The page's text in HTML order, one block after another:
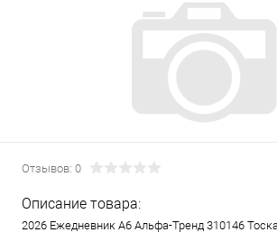
Отзывов: 0
Описание товара:
2026 Ежедневник А6 Альфа-Тренд 310146